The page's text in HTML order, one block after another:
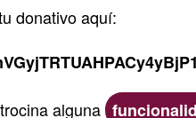
donativo aquí:
alguna